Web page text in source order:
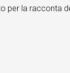
la racconta